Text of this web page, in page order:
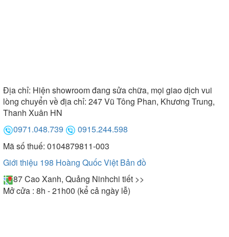
Địa chỉ: Hiện showroom đang sửa chữa, mọi giao dịch vui
lòng chuyển về địa chỉ: 247 Vũ Tông Phan, Khương Trung,
Thanh Xuân HN
0971.048.739
0915.244.598
Mã số thuế: 0104879811-003
Giới thiệu 198 Hoàng Quốc Việt Bản đồ
87 Cao Xanh, Quảng Ninhchi tiết >>
Mở cửa : 8h - 21h00 (kể cả ngày lễ)